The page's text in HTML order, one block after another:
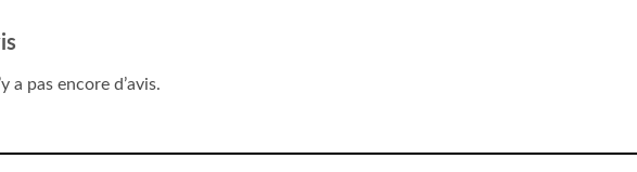
a pas encore d’avis.